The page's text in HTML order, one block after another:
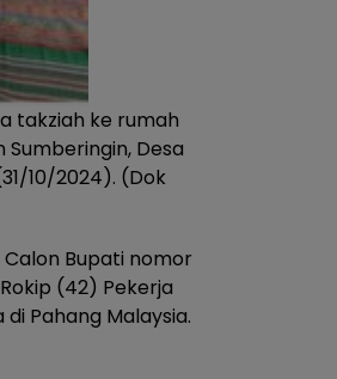
takziah ke rumah
Sumberingin, Desa
10/2024). (Dok
Calon Bupati nomor
(42) Pekerja
Pahang Malaysia.